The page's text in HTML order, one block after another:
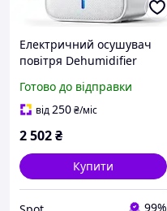
Електричний осушувач
повітря Dehumidifier
портативний тихий з
таймером LED
приміщень 25м² білий
Готово до відправки
від250₴/міс
2 502₴
Купити
99%